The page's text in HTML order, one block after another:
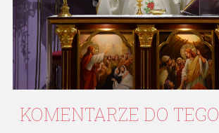
KOMENTARZE DO TEGO